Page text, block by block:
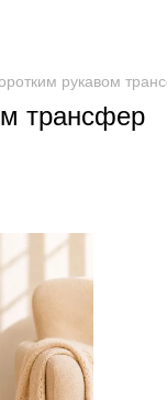
рукавом
трансфер